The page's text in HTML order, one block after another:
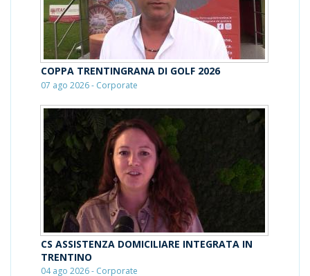
COPPA TRENTINGRANA DI GOLF 2026
07 ago 2026 - Corporate
CS ASSISTENZA DOMICILIARE INTEGRATA IN
TRENTINO
04 ago 2026 - Corporate